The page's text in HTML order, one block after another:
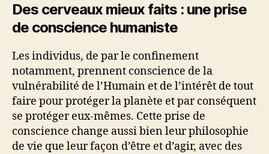
Des cerveaux mieux faits : une prise
de conscience humaniste
Les individus, de par le confinement
notamment, prennent conscience de la
vulnérabilité de l’Humain et de l’intérêt de tout
faire pour protéger la planète et par conséquent
se protéger eux-mêmes. Cette prise de
conscience change aussi bien leur philosophie
de vie que leur façon d’être et d’agir, avec des